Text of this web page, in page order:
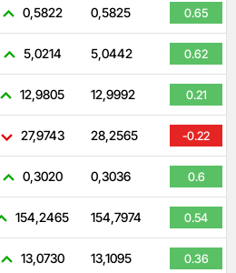
0,5822 0,5825 0.65
5,0214 5,0442 0.62
12,9805 12,9992 0.21
27,9743 28,2565 -0.22
0,3020 0,3036 0.6
154,2465 154,7974 0.54
13,0730 13,1095 0.36